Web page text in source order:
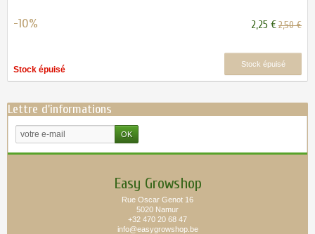
-10% 2,25 €2,50 €
Stock épuisé
Stock épuisé
Lettre d'informations
Easy Growshop
Rue Oscar Genot 16
5020 Namur
+32 470 20 68 47
info@easygrowshop.be